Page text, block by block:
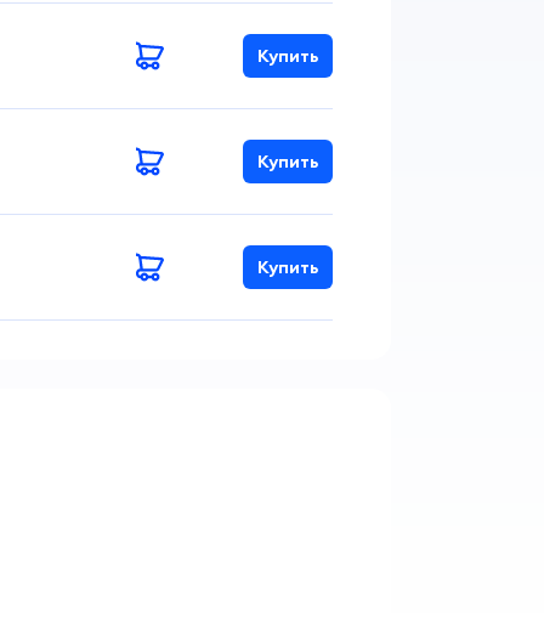
Купить
Купить
Купить